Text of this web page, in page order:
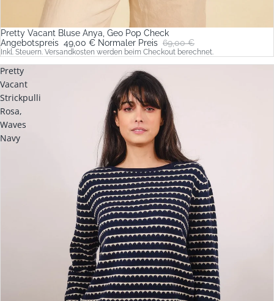
Sale
Pretty Vacant Bluse Anya, Geo Pop Check
Angebotspreis 49,00 € Normaler Preis 69,00 €
Inkl. Steuern. Versandkosten werden beim Checkout berechnet.
Pretty
Vacant
Strickpulli
Rosa,
Waves
Navy